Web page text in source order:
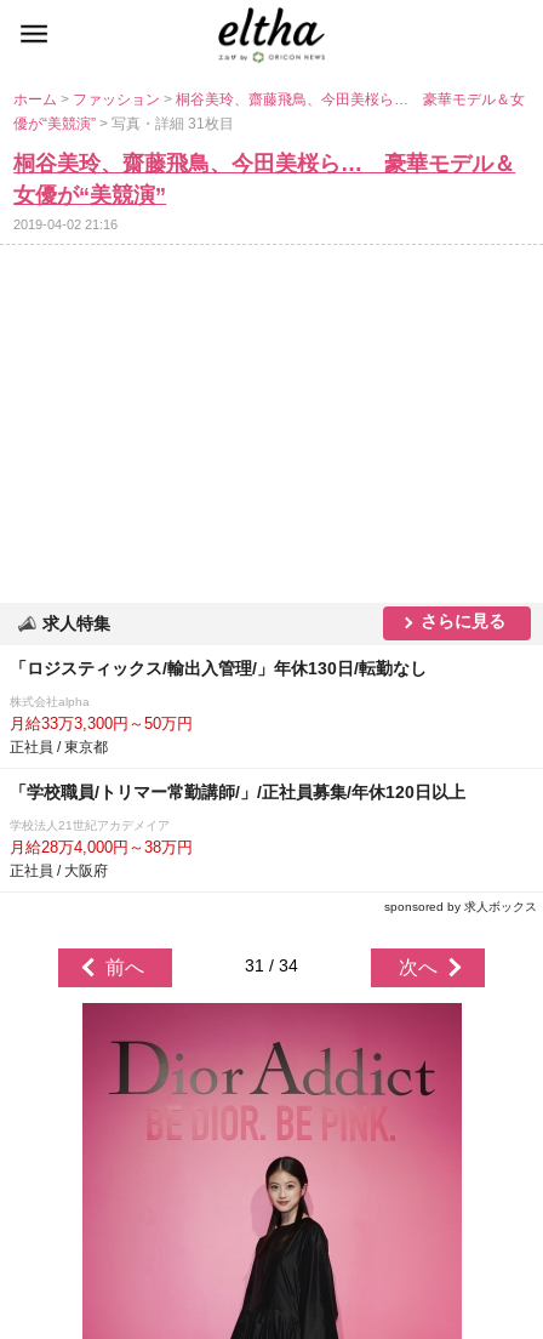
ホーム> ファッション>桐谷美玲、齋藤飛鳥、今田美桜ら… 豪華モデル＆女
優が“美競演”> 写真・詳細 31枚目
桐谷美玲、齋藤飛鳥、今田美桜ら… 豪華モデル＆
女優が“美競演”
2019-04-02 21:16
求人特集 さらに見る
「ロジスティックス/輸出入管理/」年休130日/転勤なし
株式会社alpha
月給33万3,300円～50万円
正社員 / 東京都
「学校職員/トリマー常勤講師/」/正社員募集/年休120日以上
学校法人21世紀アカデメイア
月給28万4,000円～38万円
正社員 / 大阪府
sponsored by 求人ボックス
前へ 31 / 34 次へ